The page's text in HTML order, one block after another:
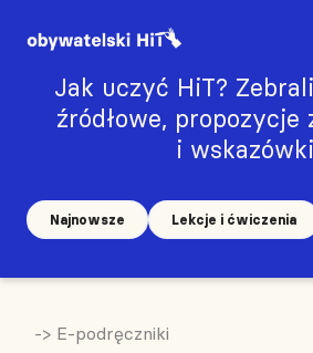
Jak uczyć HiT?
źródłowe,
i
Najnowsze Lekcje i ćwiczenia
-> E-podręczniki